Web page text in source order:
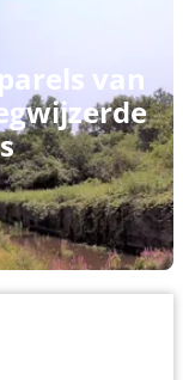
van